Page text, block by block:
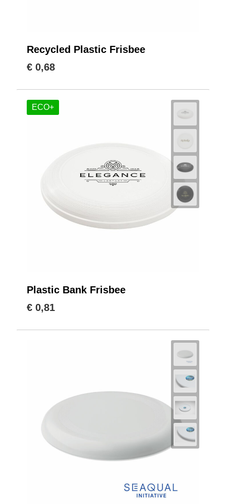
Recycled Plastic Frisbee
€ 0,68
ECO+
Plastic Bank Frisbee
€ 0,81